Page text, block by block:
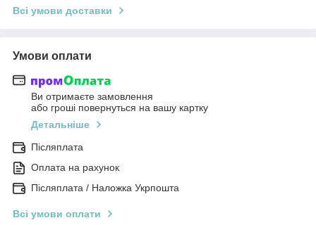
Всі умови доставки
Умови оплати
Ви отримаєте замовлення
або гроші повернуться на вашу картку
Детальніше
Післяплата
Оплата на рахунок
Післяплата / Наложка Укрпошта
Всі умови оплати